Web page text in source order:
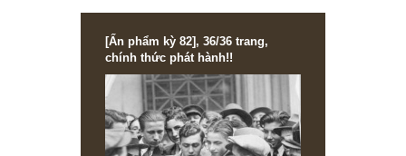
Ấn phẩm đầu tư giá trị 54_tháng 01.2022
[Ấn phẩm kỳ 82], 36/36 trang,
chính thức phát hành!!